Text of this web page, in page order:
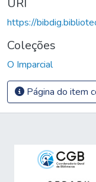
https://
Coleções
O Imparcial
Página do item